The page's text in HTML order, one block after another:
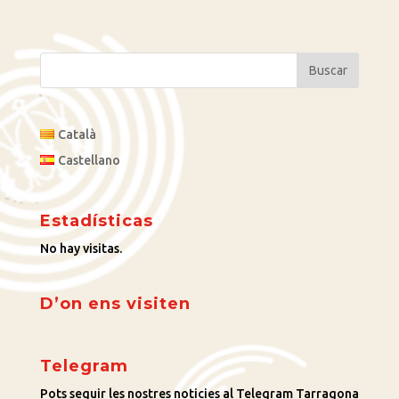
Català
Castellano
Estadísticas
No hay visitas.
D’on ens visiten
Telegram
Pots seguir les nostres noticies al Telegram Tarragona